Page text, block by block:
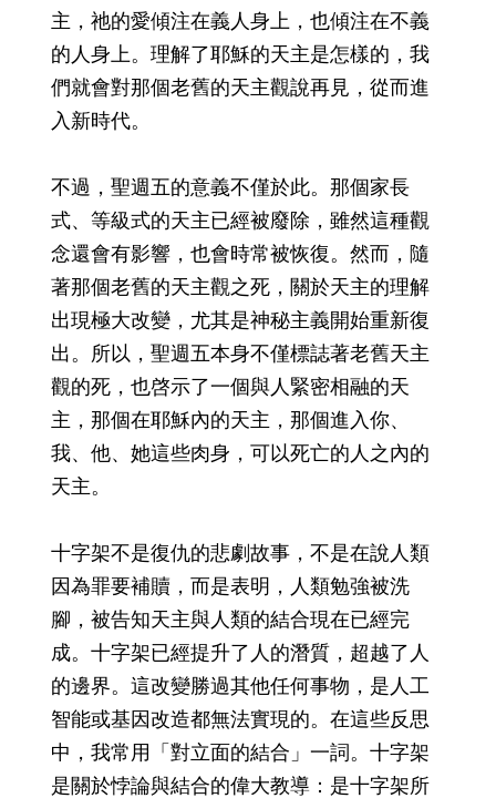
主，祂的愛傾注在義人身上，也傾注在不義
的人身上。理解了耶穌的天主是怎樣的，我
們就會對那個老舊的天主觀說再見，從而進
入新時代。
不過，聖週五的意義不僅於此。那個家長
式、等級式的天主已經被廢除，雖然這種觀
念還會有影響，也會時常被恢復。然而，隨
著那個老舊的天主觀之死，關於天主的理解
出現極大改變，尤其是神秘主義開始重新復
出。所以，聖週五本身不僅標誌著老舊天主
觀的死，也啓示了一個與人緊密相融的天
主，那個在耶穌內的天主，那個進入你、
我、他、她這些肉身，可以死亡的人之內的
天主。
十字架不是復仇的悲劇故事，不是在說人類
因為罪要補贖，而是表明，人類勉強被洗
腳，被告知天主與人類的結合現在已經完
成。十字架已經提升了人的潛質，超越了人
的邊界。這改變勝過其他任何事物，是人工
智能或基因改造都無法實現的。在這些反思
中，我常用「對立面的結合」一詞。十字架
是關於悖論與結合的偉大教導：是十字架所